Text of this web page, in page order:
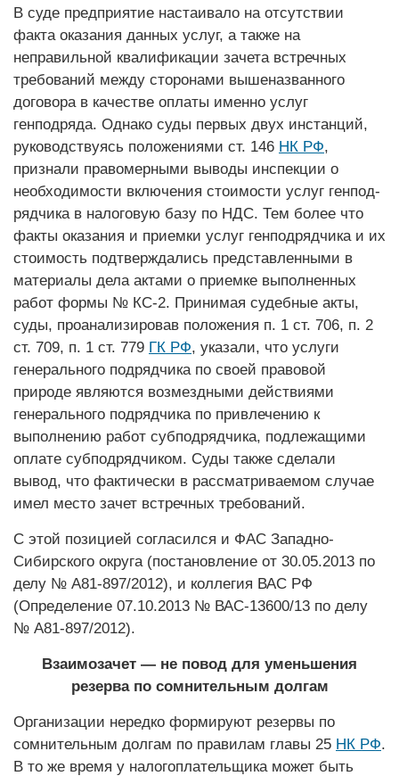
В суде предприятие настаивало на отсутствии
факта оказания данных услуг, а также на
неправильной квалификации зачета встречных
требований между сторонами вышеназванного
договора в качестве оплаты именно услуг
генподряда. Однако суды первых двух инстанций,
руководствуясь положениями ст. 146 НК РФ,
признали правомерными выводы инспекции о
необходимос­ти включения стоимости услуг генпод­
рядчика в налоговую базу по НДС. Тем более что
факты оказания и приемки услуг генподрядчика и их
стоимость подтверждались представленными в
материалы дела актами о приемке выполненных
работ формы № КС-2. Принимая судебные акты,
суды, проанализировав положения п. 1 ст. 706, п. 2
ст. 709, п. 1 ст. 779 ГК РФ, указали, что услуги
генерального подрядчика по своей правовой
природе являются возмездными действиями
генерального подрядчика по привлечению к
выполнению работ субподрядчика, подлежащими
оплате субподрядчиком. Суды также сделали
вывод, что фактически в рассматривае­мом случае
имел место зачет встречных требований.
С этой позицией согласился и ФАС Западно-
Сибирского округа (постановление от 30.05.2013 по
делу № А81-897/2012), и коллегия ВАС РФ
(Определение 07.10.2013 № ВАС-13600/13 по делу
№ А81-897/2012).
Взаимозачет — не повод для уменьшения
резерва по сомнительным долгам
Организации нередко формируют резервы по
сомнительным долгам по правилам главы 25 НК РФ.
В то же время у налогоплательщика может быть